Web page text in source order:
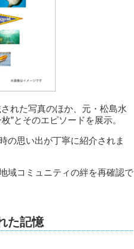
れた写真のほか、元・松島水
”とそのエピソードを展示。
の思い出が丁寧に紹介されま
域コミュニティの絆を再確認で
た記憶